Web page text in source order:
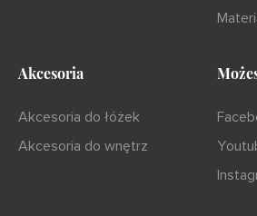
Akcesoria
Akcesoria do łóżek
Akcesoria do wnętrz